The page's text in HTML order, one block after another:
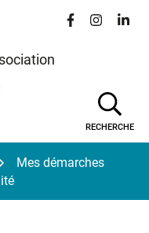
d'accessibilité
Lien vers le
Lien vers
Lien
RECHERCHE
Mes démarches